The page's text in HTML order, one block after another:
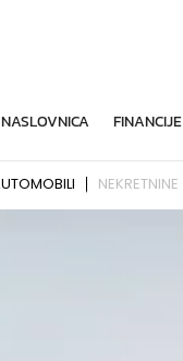
NASLOVNICA FINANCIJE